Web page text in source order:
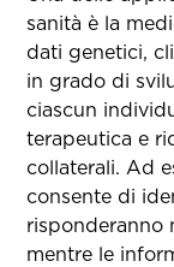
sanità è la
dati genetici,
in grado di
ciascun
terapeutica e
collaterali. Ad
consente di
risponderanno
mentre le